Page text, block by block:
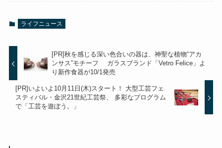
ライフニュース
[PR]秋を感じる深い色合いの器は、神聖な植物“アカ
ンサス”モチーフ ガラスブランド「Vetro Felice」よ
り新作食器が10/1発売
[PR]いよいよ10月11日(木)スタート！ 大型工芸フェ
スティバル・金沢21世紀工芸祭、 多彩なプログラム
で「工芸を遊ぼう。」